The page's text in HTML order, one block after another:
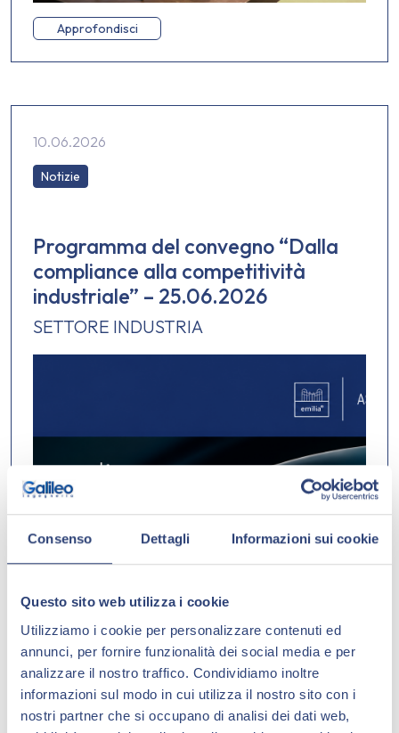
Consenso Dettagli Informazioni sui cookie
Questo sito web utilizza i cookie
Utilizziamo i cookie per personalizzare contenuti ed
annunci, per fornire funzionalità dei social media e per
analizzare il nostro traffico. Condividiamo inoltre
informazioni sul modo in cui utilizza il nostro sito con i
nostri partner che si occupano di analisi dei dati web,
Approfondisci
10.06.2026
Notizie
Programma del convegno “Dalla
compliance alla competitività
industriale” – 25.06.2026
SETTORE INDUSTRIA
Approfondisci